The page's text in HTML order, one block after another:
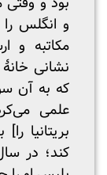
و انگلس
مکاتبه و
نشانی
که به آن
علمی
بریتانیا